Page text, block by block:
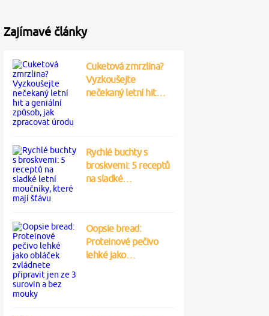
Zajímavé články
Cuketová zmrzlina?
Vyzkoušejte
nečekaný letní hit…
Rychlé buchty s
broskvemi: 5 receptů
na sladké…
Oopsie bread:
Proteinové pečivo
lehké jako…